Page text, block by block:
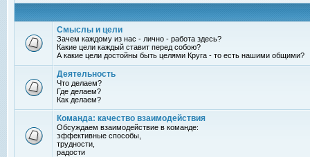
Смыслы и цели
Зачем каждому из нас - лично - работа здесь?
Какие цели каждый ставит перед собою?
А какие цели достойны быть целями Круга - то есть нашими общими?
Деятельность
Что делаем?
Где делаем?
Как делаем?
Команда: качество взаимодействия
Обсуждаем взаимодействие в команде:
эффективные способы,
трудности,
радости